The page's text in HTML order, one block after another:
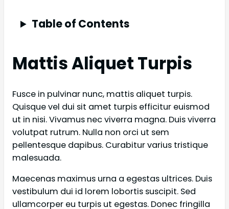
Table of Contents
Mattis Aliquet Turpis
Fusce in pulvinar nunc, mattis aliquet turpis.
Quisque vel dui sit amet turpis efficitur euismod
ut in nisi. Vivamus nec viverra magna. Duis viverra
volutpat rutrum. Nulla non orci ut sem
pellentesque dapibus. Curabitur varius tristique
malesuada.
Maecenas maximus urna a egestas ultrices. Duis
vestibulum dui id lorem lobortis suscipit. Sed
ullamcorper eu turpis ut egestas. Donec fringilla